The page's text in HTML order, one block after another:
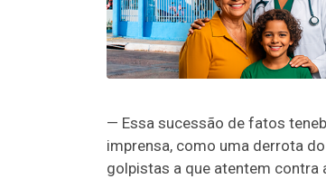
— Essa sucessão de fatos
imprensa, como uma derrota
golpistas a que atentem contra